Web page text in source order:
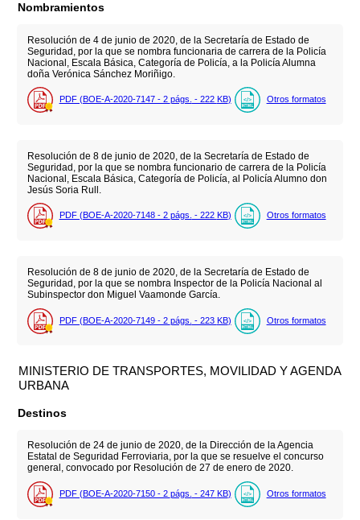
Nombramientos
Resolución de 4 de junio de 2020, de la Secretaría de Estado de
Seguridad, por la que se nombra funcionaria de carrera de la Policía
Nacional, Escala Básica, Categoría de Policía, a la Policía Alumna
doña Verónica Sánchez Moriñigo.
PDF (BOE-A-2020-7147 - 2 págs. - 222 KB) Otros formatos
Resolución de 8 de junio de 2020, de la Secretaría de Estado de
Seguridad, por la que se nombra funcionario de carrera de la Policía
Nacional, Escala Básica, Categoría de Policía, al Policía Alumno don
Jesús Soria Rull.
PDF (BOE-A-2020-7148 - 2 págs. - 222 KB) Otros formatos
Resolución de 8 de junio de 2020, de la Secretaría de Estado de
Seguridad, por la que se nombra Inspector de la Policía Nacional al
Subinspector don Miguel Vaamonde García.
PDF (BOE-A-2020-7149 - 2 págs. - 223 KB) Otros formatos
MINISTERIO DE TRANSPORTES, MOVILIDAD Y AGENDA
URBANA
Destinos
Resolución de 24 de junio de 2020, de la Dirección de la Agencia
Estatal de Seguridad Ferroviaria, por la que se resuelve el concurso
general, convocado por Resolución de 27 de enero de 2020.
PDF (BOE-A-2020-7150 - 2 págs. - 247 KB) Otros formatos